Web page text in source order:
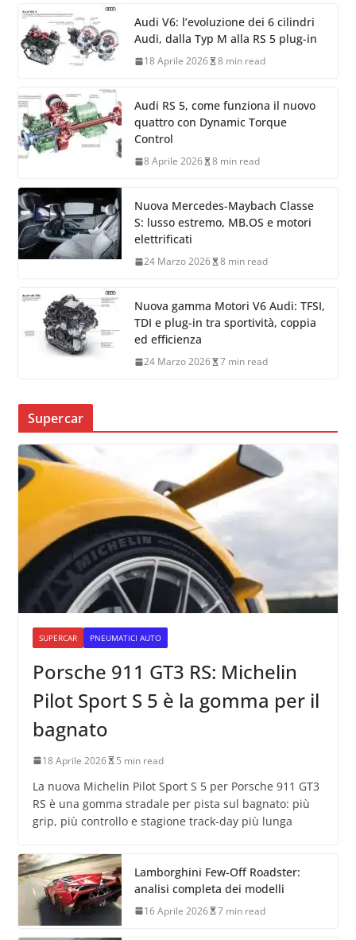
Audi V6: l’evoluzione dei 6 cilindri
Audi, dalla Typ M alla RS 5 plug-in
18 Aprile 2026 8 min read
Audi RS 5, come funziona il nuovo
quattro con Dynamic Torque
Control
8 Aprile 2026 8 min read
Nuova Mercedes-Maybach Classe
S: lusso estremo, MB.OS e motori
elettrificati
24 Marzo 2026 8 min read
Nuova gamma Motori V6 Audi: TFSI,
TDI e plug-in tra sportività, coppia
ed efficienza
24 Marzo 2026 7 min read
Supercar
SUPERCAR PNEUMATICI AUTO
Porsche 911 GT3 RS: Michelin
Pilot Sport S 5 è la gomma per il
bagnato
18 Aprile 2026 5 min read
La nuova Michelin Pilot Sport S 5 per Porsche 911 GT3
RS è una gomma stradale per pista sul bagnato: più
grip, più controllo e stagione track-day più lunga
Lamborghini Few-Off Roadster:
analisi completa dei modelli
16 Aprile 2026 7 min read